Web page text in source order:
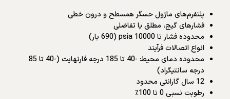
پلتفرم‌های ماژول حسگر همسطح و درون خطی
فشارهای گیج، مطلق یا تفاضلی
محدوده فشار تا 10000 psia (690 بار)
انواع اتصالات فرآیند
محدوده دمای محیط: -40 تا 185 درجه فارنهایت (-40 تا 85
درجه سانتیگراد)
12 سال گارانتی محدود
رطوبت نسبی 0 تا 100٪